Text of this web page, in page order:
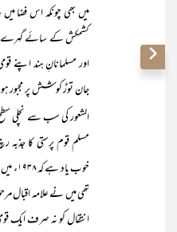
میں بھی چونکہ اس فضا
کشمکش کے سائے
اور مسلمانانِ ہند
جان توڑ کوشش پر مجبور
الشعور کی سب سے نچلی
مسلم قوم پرستی کا
خوب
تھی میں نے علامہ اقبال
انتقال کو نہ صرف ایک